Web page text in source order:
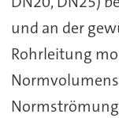
und an der
Rohrleitung